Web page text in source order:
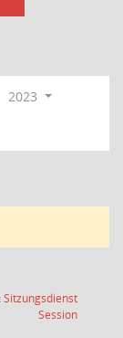
2023
Sitzungsdienst
Session(Wird in